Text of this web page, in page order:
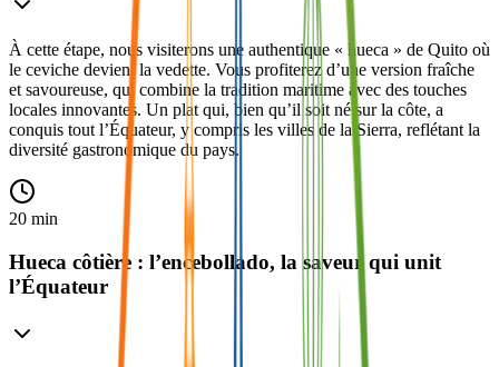
À cette étape, nous visiterons une authentique « hueca » de Quito où
le ceviche devient la vedette. Vous profiterez d’une version fraîche
et savoureuse, qui combine la tradition maritime avec des touches
locales innovantes. Un plat qui, bien qu’il soit né sur la côte, a
conquis tout l’Équateur, y compris les villes de la Sierra, reflétant la
diversité gastronomique du pays.
20 min
Hueca côtière : l’encebollado, la saveur qui unit
l’Équateur